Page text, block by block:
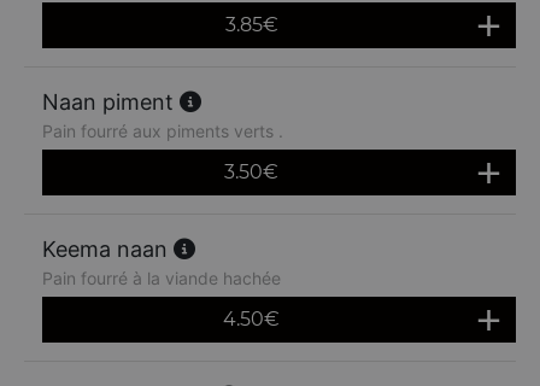
3.85€
Naan piment
Pain fourré aux piments verts .
3.50€
Keema naan
Pain fourré à la viande hachée
4.50€